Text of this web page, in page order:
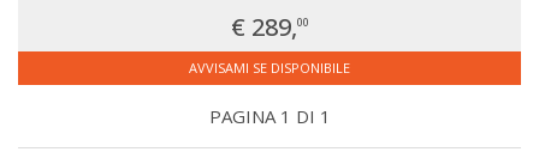
€ 289,00
AVVISAMI SE DISPONIBILE
PAGINA 1 DI 1